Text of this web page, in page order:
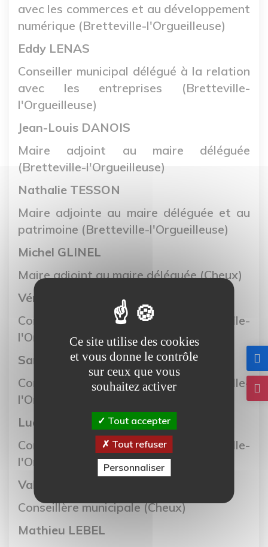
avec les commerces et au développement
numérique (Bretteville-l'Orgueilleuse)
Eddy LENAS
Conseiller municipal délégué à la relation
avec les entreprises (Bretteville-
l'Orgueilleuse)
Jean-Louis DANOIS
Maire adjoint au maire déléguée
(Bretteville-l'Orgueilleuse)
Nathalie TESSON
Maire adjointe au maire déléguée et au
patrimoine (Bretteville-l'Orgueilleuse)
Michel GLINEL
Maire adjoint au maire déléguée (Cheux)
Véronique HULMEL
Conseillère municipale (Bretteville-
l'Orgueilleuse)
Sandrine MALCAPE
Conseillère municipale (Bretteville-
l'Orgueilleuse)
Ludovic HAUZAY
Conseiller municipal (Bretteville-
l'Orgueilleuse)
Valérie BEAUSOLEIL
Conseillère municipale (Cheux)
Mathieu LEBEL
Ce site utilise des cookies
et vous donne le contrôle
sur ceux que vous
souhaitez activer
Tout accepter
Tout refuser
Personnaliser